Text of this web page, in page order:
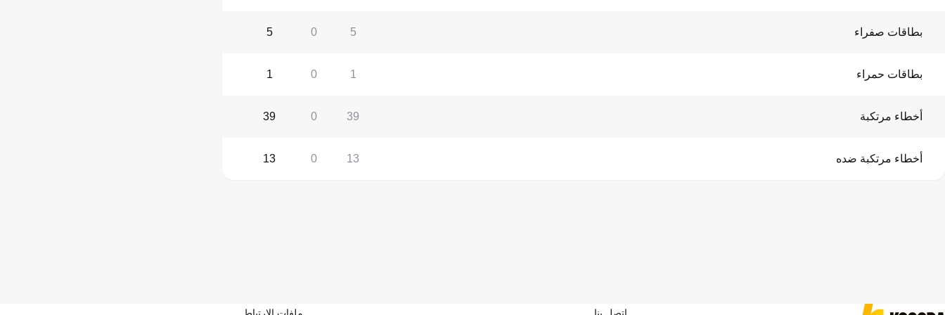
بطاقات صفراء 5
0
5
بطاقات حمراء 1
0
1
أخطاء مرتكبة 39
0
39
أخطاء مرتكبة ضده 13
0
13
اتصل بنا ملفات الارتباط